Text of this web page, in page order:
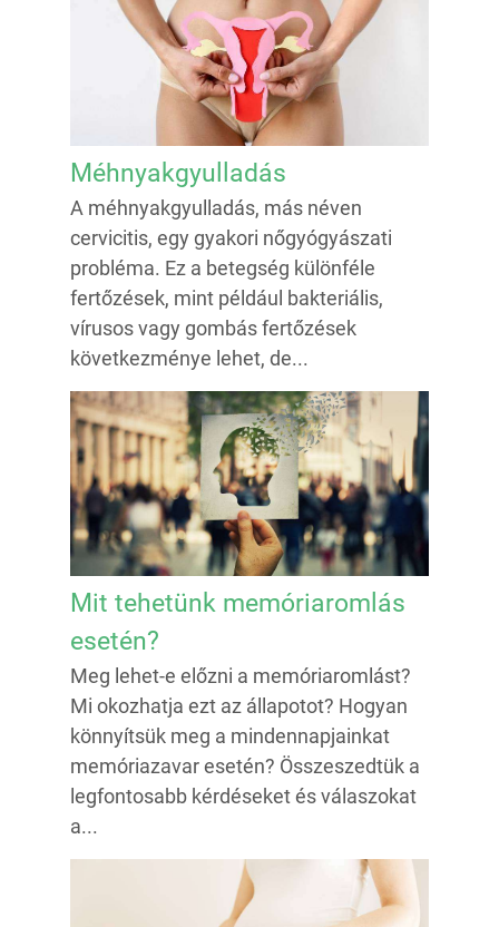
Méhnyakgyulladás
A méhnyakgyulladás, más néven
cervicitis, egy gyakori nőgyógyászati
probléma. Ez a betegség különféle
fertőzések, mint például bakteriális,
vírusos vagy gombás fertőzések
következménye lehet, de...
Mit tehetünk memóriaromlás
esetén?
Meg lehet-e előzni a memóriaromlást?
Mi okozhatja ezt az állapotot? Hogyan
könnyítsük meg a mindennapjainkat
memóriazavar esetén? Összeszedtük a
legfontosabb kérdéseket és válaszokat
a...